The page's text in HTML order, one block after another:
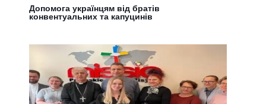
Допомога українцям від братів
конвентуальних та капуцинів